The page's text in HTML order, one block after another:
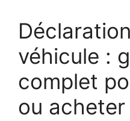
véhicule :
complet
ou